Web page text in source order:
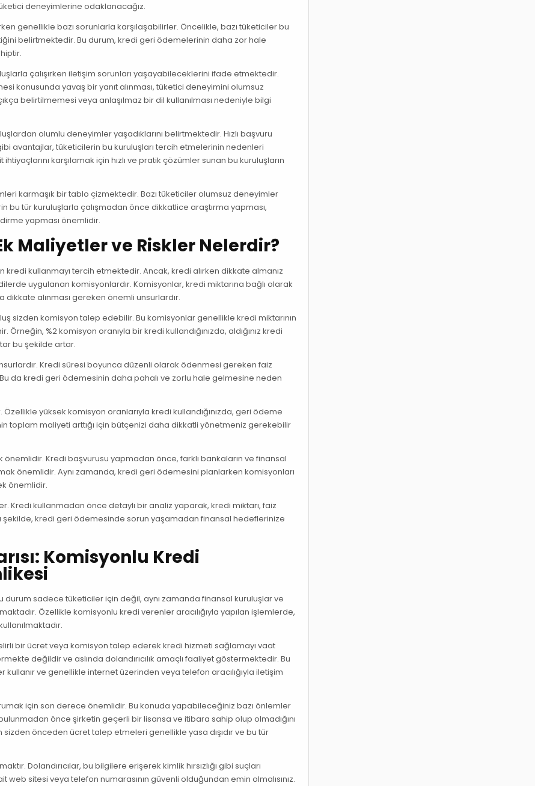
deneyimlerine odaklanacağız.
genellikle bazı sorunlarla karşılaşabilirler. Öncelikle, bazı tüketiciler bu
belirtmektedir. Bu durum, kredi geri ödemelerinin daha zor hale
çalışırken iletişim sorunları yaşayabileceklerini ifade etmektedir.
konusunda yavaş bir yanıt alınması, tüketici deneyimini olumsuz
belirtilmemesi veya anlaşılmaz bir dil kullanılması nedeniyle bilgi
olumlu deneyimler yaşadıklarını belirtmektedir. Hızlı başvuru
avantajlar, tüketicilerin bu kuruluşları tercih etmelerinin nedenleri
karşılamak için hızlı ve pratik çözümler sunan bu kuruluşların
karmaşık bir tablo çizmektedir. Bazı tüketiciler olumsuz deneyimler
tür kuruluşlarla çalışmadan önce dikkatlice araştırma yapması,
yapması önemlidir.
Maliyetler ve Riskler Nelerdir?
kredi kullanmayı tercih etmektedir. Ancak, kredi alırken dikkate almanız
uygulanan komisyonlardır. Komisyonlar, kredi miktarına bağlı olarak
alınması gereken önemli unsurlardır.
sizden komisyon talep edebilir. Bu komisyonlar genellikle kredi miktarının
%2 komisyon oranıyla bir kredi kullandığınızda, aldığınız kredi
bu şekilde artar.
Kredi süresi boyunca düzenli olarak ödenmesi gereken faiz
da kredi geri ödemesinin daha pahalı ve zorlu hale gelmesine neden
yüksek komisyon oranlarıyla kredi kullandığınızda, geri ödeme
toplam maliyeti arttığı için bütçenizi daha dikkatli yönetmeniz gerekebilir
önemlidir. Kredi başvurusu yapmadan önce, farklı bankaların ve finansal
önemlidir. Aynı zamanda, kredi geri ödemesini planlarken komisyonları
önemlidir.
Kredi kullanmadan önce detaylı bir analiz yaparak, kredi miktarı, faiz
şekilde, kredi geri ödemesinde sorun yaşamadan finansal hedeflerinize
Komisyonlu Kredi
durum sadece tüketiciler için değil, aynı zamanda finansal kuruluşlar ve
Özellikle komisyonlu kredi verenler aracılığıyla yapılan işlemlerde,
bir ücret veya komisyon talep ederek kredi hizmeti sağlamayı vaat
değildir ve aslında dolandırıcılık amaçlı faaliyet göstermektedir. Bu
kullanır ve genellikle internet üzerinden veya telefon aracılığıyla iletişim
için son derece önemlidir. Bu konuda yapabileceğiniz bazı önlemler
önce şirketin geçerli bir lisansa ve itibara sahip olup olmadığını
önceden ücret talep etmeleri genellikle yasa dışıdır ve bu tür
Dolandırıcılar, bu bilgilere erişerek kimlik hırsızlığı gibi suçları
sitesi veya telefon numarasının güvenli olduğundan emin olmalısınız.